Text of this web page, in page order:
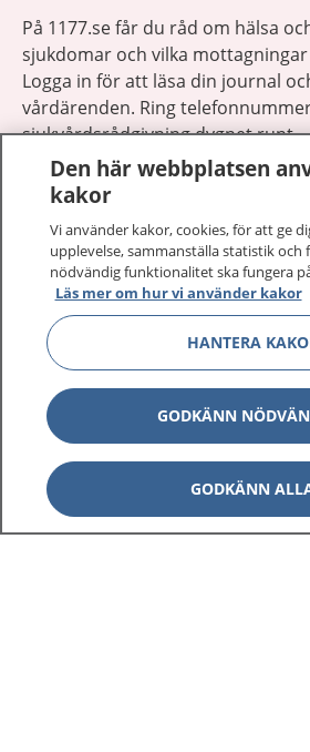
På 1177.se får du råd om hälsa
sjukdomar och vilka
Logga in för att läsa din journal
vårdärenden. Ring
sjukvårdsrådgivning dygnet runt.
1177 ger dig råd när du vill må
1177 på flera språk
Om 1177
Kontakt
Behandling av personuppgifter
Den här webbplatsen
kakor
Vi använder kakor, cookies, för att ge
upplevelse, sammanställa statistik och
nödvändig funktionalitet ska fungera
Läs mer om hur vi använder kakor
HANTERA
GODKÄNN
GODKÄNN